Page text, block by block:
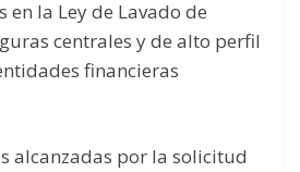
en la Ley de Lavado de
centrales y de alto perfil
financieras
alcanzadas por la solicitud